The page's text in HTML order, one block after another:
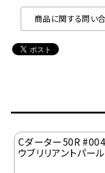
商品に関する問い
Cダーター50R
ウブリリアントパール